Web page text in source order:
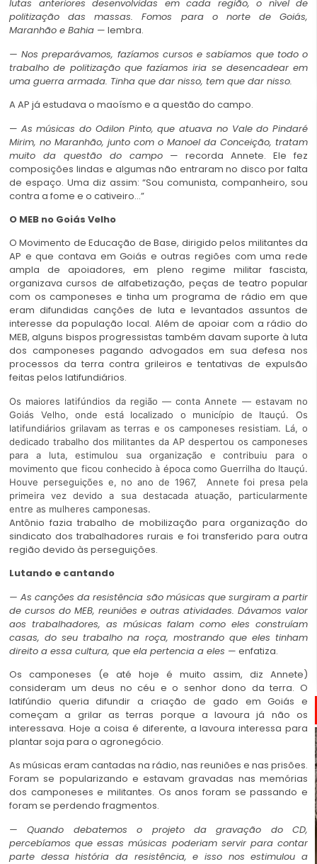
lutas anteriores desenvolvidas em cada região, o nível de
politização das massas. Fomos para o norte de Goiás,
Maranhão e Bahia — lembra.
— Nos preparávamos, fazíamos cursos e sabíamos que todo o
trabalho de politização que fazíamos iria se desencadear em
uma guerra armada. Tinha que dar nisso, tem que dar nisso.
A AP já estudava o maoísmo e a questão do campo.
— As músicas do Odilon Pinto, que atuava no Vale do Pindaré
Mirim, no Maranhão, junto com o Manoel da Conceição, tratam
muito da questão do campo — recorda Annete. Ele fez
composições lindas e algumas não entraram no disco por falta
de espaço. Uma diz assim: “Sou comunista, companheiro, sou
contra a fome e o cativeiro…”
O MEB no Goiás Velho
O Movimento de Educação de Base, dirigido pelos militantes da
AP e que contava em Goiás e outras regiões com uma rede
ampla de apoiadores, em pleno regime militar fascista,
organizava cursos de alfabetização, peças de teatro popular
com os camponeses e tinha um programa de rádio em que
eram difundidas canções de luta e levantados assuntos de
interesse da população local. Além de apoiar com a rádio do
MEB, alguns bispos progressistas também davam suporte à luta
dos camponeses pagando advogados em sua defesa nos
processos da terra contra grileiros e tentativas de expulsão
feitas pelos latifundiários.
Os maiores latifúndios da região — conta Annete — estavam no
Goiás Velho, onde está localizado o município de Itauçú. Os
latifundiários grilavam as terras e os camponeses resistiam. Lá, o
dedicado trabalho dos militantes da AP despertou os camponeses
para a luta, estimulou sua organização e contribuiu para o
movimento que ficou conhecido à época como Guerrilha do Itauçú.
Houve perseguições e, no ano de 1967, Annete foi presa pela
primeira vez devido a sua destacada atuação, particularmente
entre as mulheres camponesas.
Antônio fazia trabalho de mobilização para organização do
sindicato dos trabalhadores rurais e foi transferido para outra
região devido às perseguições.
Lutando e cantando
— As canções da resistência são músicas que surgiram a partir
de cursos do MEB, reuniões e outras atividades. Dávamos valor
aos trabalhadores, as músicas falam como eles construíam
casas, do seu trabalho na roça, mostrando que eles tinham
direito a essa cultura, que ela pertencia a eles — enfatiza.
Os camponeses (e até hoje é muito assim, diz Annete)
consideram um deus no céu e o senhor dono da terra. O
latifúndio queria difundir a criação de gado em Goiás e
começam a grilar as terras porque a lavoura já não os
interessava. Hoje a coisa é diferente, a lavoura interessa para
plantar soja para o agronegócio.
As músicas eram cantadas na rádio, nas reuniões e nas prisões.
Foram se popularizando e estavam gravadas nas memórias
dos camponeses e militantes. Os anos foram se passando e
foram se perdendo fragmentos.
— Quando debatemos o projeto da gravação do CD,
percebíamos que essas músicas poderiam servir para contar
parte dessa história da resistência, e isso nos estimulou a